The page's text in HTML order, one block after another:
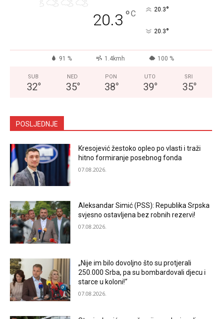
20.3 °C 20.3°
20.3°
91 % 1.4kmh 100 %
SUB
32°
NED
35°
PON
38°
UTO
39°
SRI
35°
POSLJEDNJE
Kresojević žestoko opleo po vlasti i traži
hitno formiranje posebnog fonda
07.08.2026.
Aleksandar Simić (PSS): Republika Srpska
svjesno ostavljena bez robnih rezervi!
07.08.2026.
„Nije im bilo dovoljno što su protjerali
250.000 Srba, pa su bombardovali djecu i
starce u koloni!“
07.08.2026.